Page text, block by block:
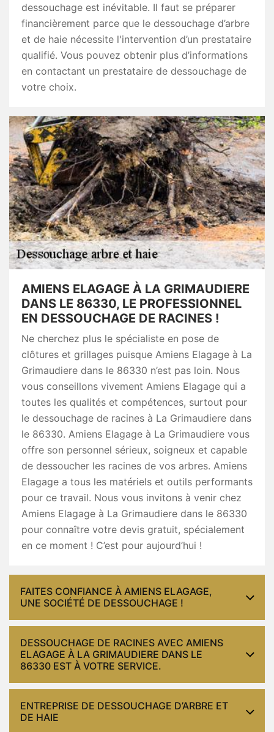
dessouchage est inévitable. Il faut se préparer
financièrement parce que le dessouchage d’arbre
et de haie nécessite l'intervention d’un prestataire
qualifié. Vous pouvez obtenir plus d’informations
en contactant un prestataire de dessouchage de
votre choix.
AMIENS ELAGAGE À LA GRIMAUDIERE
DANS LE 86330, LE PROFESSIONNEL
EN DESSOUCHAGE DE RACINES !
Ne cherchez plus le spécialiste en pose de
clôtures et grillages puisque Amiens Elagage à La
Grimaudiere dans le 86330 n’est pas loin. Nous
vous conseillons vivement Amiens Elagage qui a
toutes les qualités et compétences, surtout pour
le dessouchage de racines à La Grimaudiere dans
le 86330. Amiens Elagage à La Grimaudiere vous
offre son personnel sérieux, soigneux et capable
de dessoucher les racines de vos arbres. Amiens
Elagage a tous les matériels et outils performants
pour ce travail. Nous vous invitons à venir chez
Amiens Elagage à La Grimaudiere dans le 86330
pour connaître votre devis gratuit, spécialement
en ce moment ! C’est pour aujourd’hui !
FAITES CONFIANCE À AMIENS ELAGAGE,
UNE SOCIÉTÉ DE DESSOUCHAGE !
DESSOUCHAGE DE RACINES AVEC AMIENS
ELAGAGE À LA GRIMAUDIERE DANS LE
86330 EST À VOTRE SERVICE.
ENTREPRISE DE DESSOUCHAGE D’ARBRE ET
DE HAIE